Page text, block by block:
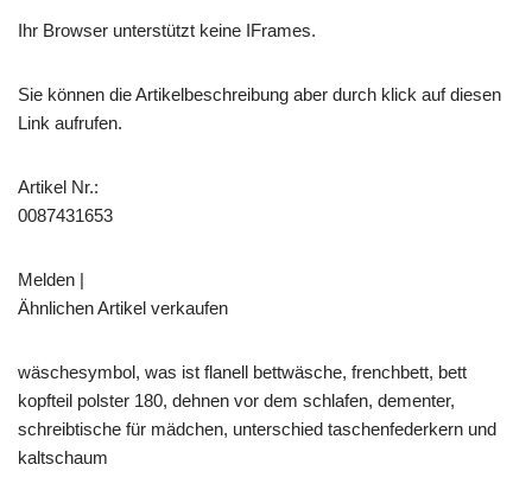
Ihr Browser unterstützt keine IFrames.
Sie können die Artikelbeschreibung aber durch klick auf diesen
Link aufrufen.
Artikel Nr.:
0087431653
Melden |
Ähnlichen Artikel verkaufen
wäschesymbol, was ist flanell bettwäsche, frenchbett, bett
kopfteil polster 180, dehnen vor dem schlafen, dementer,
schreibtische für mädchen, unterschied taschenfederkern und
kaltschaum